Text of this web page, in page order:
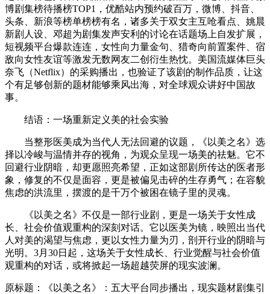
博剧集榜待播榜TOP1，优酷站内预约破百万，微博、抖音、
头条、新浪等榜单榜榜有名，诸多关于双女主互呛看点、姚晨
新剧人设、邓超为剧集发声安利的讨论在话题场上自发扩展，
短视频平台爆款连连，女性向力量金句、猎奇向前置案件、宿
敌向女性友谊等激发无数网友二创衍生热忱。美国流媒体巨头
奈飞（Netflix）的采购播出，也验证了该剧的制作品质，让这
个有足够创新的题材能够乘风出海，对全球观众讲好中国故
事。
结语：一场重新定义美的社会实验
当整形医美成为当代人无法回避的议题，《以美之名》选
择以冷峻与温情并存的视角，为观众呈现一场美的祛魅。它不
回避行业阴暗，却更愿照亮希望，正如这部剧所传达的医者形
象，修复的不仅是面容，更是被偏见击碎的生存勇气；在容貌
焦虑的洪流里，摆渡的是千万个被困在镜子里的灵魂。
《以美之名》不仅是一部行业剧，更是一场关于女性成
长、社会价值观重构的深刻对话。它以医美为镜，映照出当代
人对美的渴望与焦虑，更以女性力量为刃，剖开行业的阴暗与
光明。3月30日起，这场关于女性成长、行业觉醒与社会价值
观重构的对话，或将掀起一场超越荧屏的现实波澜。
原标题：《以美之名》：五大平台同步播出，现实题材剧集引